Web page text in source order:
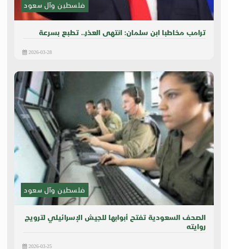
فلسطين وآل سعود
ترامب مخاطبا ابن سلمان: انتهى العذر.. تطبع بسرعة
2026-03-28
فلسطين وآل سعود
الصحف السعودية تفتح أبوابها للجيش الإسرائيلي لترويج
روايته
2026-03-25